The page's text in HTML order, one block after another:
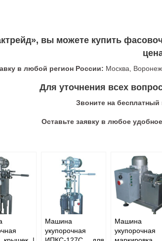
вы можете купить
в любой регион России: Москва,
Для уточнения всех
Звоните на бесплатный
Оставьте заявку в любое
Машина
укупорочная
Машина
укупорочная